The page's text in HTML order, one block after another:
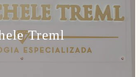
Treml